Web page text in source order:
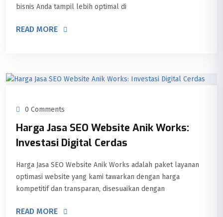
bisnis Anda tampil lebih optimal di
READ MORE
0 Comments
Harga Jasa SEO Website Anik Works:
Investasi Digital Cerdas
Harga Jasa SEO Website Anik Works adalah paket layanan
optimasi website yang kami tawarkan dengan harga
kompetitif dan transparan, disesuaikan dengan
READ MORE